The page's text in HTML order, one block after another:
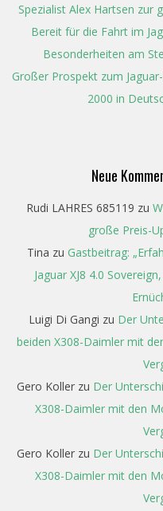
Spezialist Alex Hartsen zur
Bereit für die Fahrt im
Besonderheiten am
Großer Prospekt zum
2000 in
Neue
Rudi LAHRES 685119 zu
große Preis-
Tina zu Gastbeitrag:
Jaguar XJ8 4.0
Luigi Di Gangi zu Der
beiden X308-Daimler mit
Gero Kollerzu Der
X308-Daimler mit den
Gero Kollerzu Der
X308-Daimler mit den